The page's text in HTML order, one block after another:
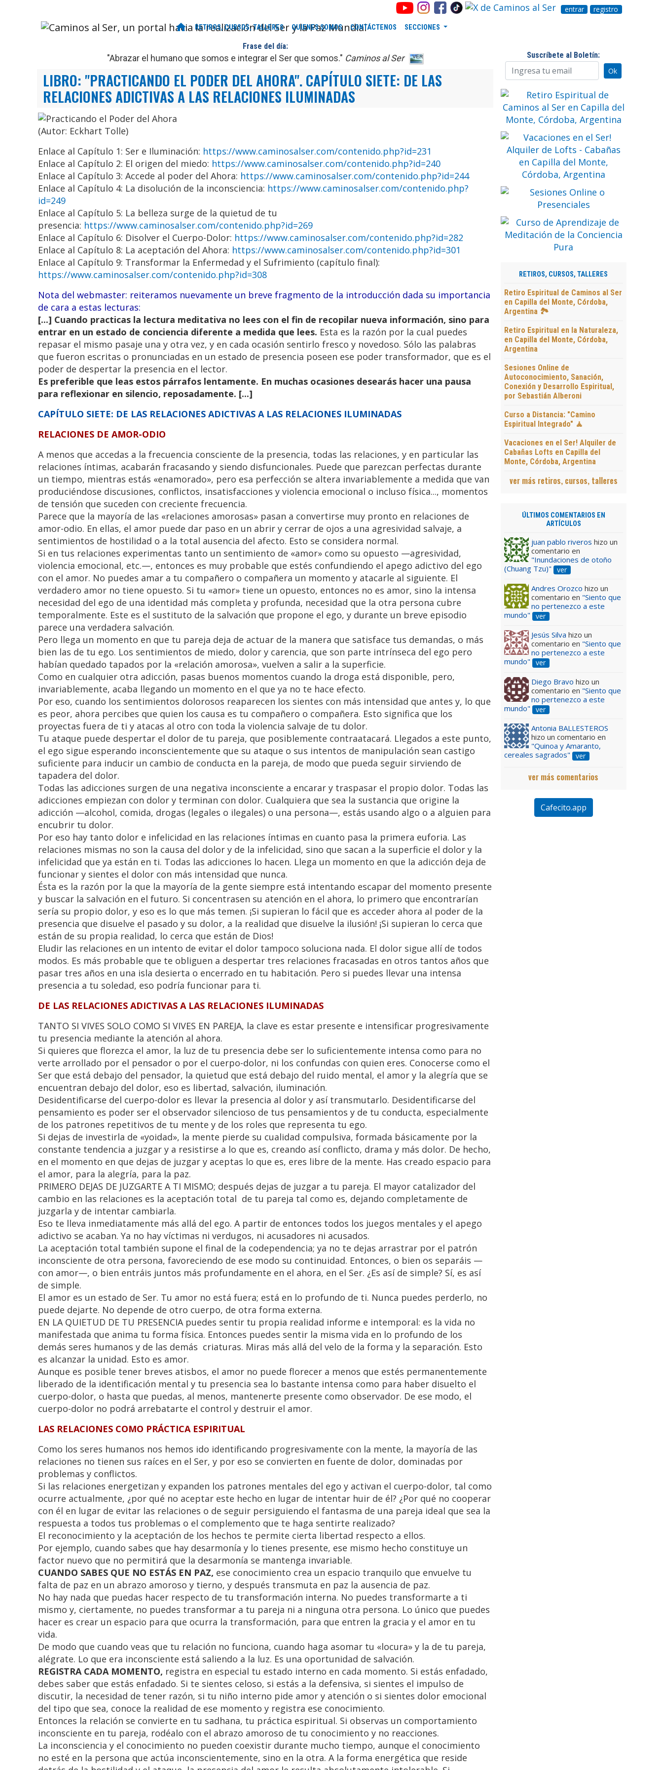
entrar registro
home RETIROS, CURSOS, TALLERES QUIENES SOMOS CONTÁCTENOS SECCIONES
Frase del día:
"Abrazar el humano que somos e integrar el Ser que somos." Caminos al Ser
LIBRO: "PRACTICANDO EL PODER DEL AHORA". CAPÍTULO SIETE: DE LAS
RELACIONES ADICTIVAS A LAS RELACIONES ILUMINADAS
(Autor: Eckhart Tolle)
Enlace al Capítulo 1: Ser e Iluminación: https://www.caminosalser.com/contenido.php?id=231
Enlace al Capítulo 2: El origen del miedo: https://www.caminosalser.com/contenido.php?id=240
Enlace al Capítulo 3: Accede al poder del Ahora: https://www.caminosalser.com/contenido.php?id=244
Enlace al Capítulo 4: La disolución de la inconsciencia: https://www.caminosalser.com/contenido.php?
id=249
Enlace al Capítulo 5: La belleza surge de la quietud de tu
presencia: https://www.caminosalser.com/contenido.php?id=269
Enlace al Capítulo 6: Disolver el Cuerpo-Dolor: https://www.caminosalser.com/contenido.php?id=282
Enlace al Capítulo 8: La aceptación del Ahora: https://www.caminosalser.com/contenido.php?id=301
Enlace al Capítulo 9: Transformar la Enfermedad y el Sufrimiento (capítulo final):
https://www.caminosalser.com/contenido.php?id=308
Nota del webmaster: reiteramos nuevamente un breve fragmento de la introducción dada su importancia
de cara a estas lecturas:
[...] Cuando practicas la lectura meditativa no lees con el fin de recopilar nueva información, sino para
entrar en un estado de conciencia diferente a medida que lees. Esta es la razón por la cual puedes
repasar el mismo pasaje una y otra vez, y en cada ocasión sentirlo fresco y novedoso. Sólo las palabras
que fueron escritas o pronunciadas en un estado de presencia poseen ese poder transformador, que es el
poder de despertar la presencia en el lector.
Es preferible que leas estos párrafos lentamente. En muchas ocasiones desearás hacer una pausa
para reflexionar en silencio, reposadamente. [...]
CAPÍTULO SIETE: DE LAS RELACIONES ADICTIVAS A LAS RELACIONES ILUMINADAS
RELACIONES DE AMOR-ODIO
A menos que accedas a la frecuencia consciente de la presencia, todas las relaciones, y en particular las
relaciones íntimas, acabarán fracasando y siendo disfuncionales. Puede que parezcan perfectas durante
un tiempo, mientras estás «enamorado», pero esa perfección se altera invariablemente a medida que van
produciéndose discusiones, conflictos, insatisfacciones y violencia emocional o incluso física..., momentos
de tensión que suceden con creciente frecuencia.
Parece que la mayoría de las «relaciones amorosas» pasan a convertirse muy pronto en relaciones de
amor-odio. En ellas, el amor puede dar paso en un abrir y cerrar de ojos a una agresividad salvaje, a
sentimientos de hostilidad o a la total ausencia del afecto. Esto se considera normal.
Si en tus relaciones experimentas tanto un sentimiento de «amor» como su opuesto —agresividad,
violencia emocional, etc.—, entonces es muy probable que estés confundiendo el apego adictivo del ego
con el amor. No puedes amar a tu compañero o compañera un momento y atacarle al siguiente. El
verdadero amor no tiene opuesto. Si tu «amor» tiene un opuesto, entonces no es amor, sino la intensa
necesidad del ego de una identidad más completa y profunda, necesidad que la otra persona cubre
temporalmente. Este es el sustituto de la salvación que propone el ego, y durante un breve episodio
parece una verdadera salvación.
Pero llega un momento en que tu pareja deja de actuar de la manera que satisface tus demandas, o más
bien las de tu ego. Los sentimientos de miedo, dolor y carencia, que son parte intrínseca del ego pero
habían quedado tapados por la «relación amorosa», vuelven a salir a la superficie.
Como en cualquier otra adicción, pasas buenos momentos cuando la droga está disponible, pero,
invariablemente, acaba llegando un momento en el que ya no te hace efecto.
Por eso, cuando los sentimientos dolorosos reaparecen los sientes con más intensidad que antes y, lo que
es peor, ahora percibes que quien los causa es tu compañero o compañera. Esto significa que los
proyectas fuera de ti y atacas al otro con toda la violencia salvaje de tu dolor.
Tu ataque puede despertar el dolor de tu pareja, que posiblemente contraatacará. Llegados a este punto,
el ego sigue esperando inconscientemente que su ataque o sus intentos de manipulación sean castigo
suficiente para inducir un cambio de conducta en la pareja, de modo que pueda seguir sirviendo de
tapadera del dolor.
Todas las adicciones surgen de una negativa inconsciente a encarar y traspasar el propio dolor. Todas las
adicciones empiezan con dolor y terminan con dolor. Cualquiera que sea la sustancia que origine la
adicción —alcohol, comida, drogas (legales o ilegales) o una persona—, estás usando algo o a alguien para
encubrir tu dolor.
Por eso hay tanto dolor e infelicidad en las relaciones íntimas en cuanto pasa la primera euforia. Las
relaciones mismas no son la causa del dolor y de la infelicidad, sino que sacan a la superficie el dolor y la
infelicidad que ya están en ti. Todas las adicciones lo hacen. Llega un momento en que la adicción deja de
funcionar y sientes el dolor con más intensidad que nunca.
Ésta es la razón por la que la mayoría de la gente siempre está intentando escapar del momento presente
y buscar la salvación en el futuro. Si concentrasen su atención en el ahora, lo primero que encontrarían
sería su propio dolor, y eso es lo que más temen. ¡Si supieran lo fácil que es acceder ahora al poder de la
presencia que disuelve el pasado y su dolor, a la realidad que disuelve la ilusión! ¡Si supieran lo cerca que
están de su propia realidad, lo cerca que están de Dios!
Eludir las relaciones en un intento de evitar el dolor tampoco soluciona nada. El dolor sigue allí de todos
modos. Es más probable que te obliguen a despertar tres relaciones fracasadas en otros tantos años que
pasar tres años en una isla desierta o encerrado en tu habitación. Pero si puedes llevar una intensa
presencia a tu soledad, eso podría funcionar para ti.
DE LAS RELACIONES ADICTIVAS A LAS RELACIONES ILUMINADAS
TANTO SI VIVES SOLO COMO SI VIVES EN PAREJA, la clave es estar presente e intensificar progresivamente
tu presencia mediante la atención al ahora.
Si quieres que florezca el amor, la luz de tu presencia debe ser lo suficientemente intensa como para no
verte arrollado por el pensador o por el cuerpo-dolor, ni los confundas con quien eres. Conocerse como el
Ser que está debajo del pensador, la quietud que está debajo del ruido mental, el amor y la alegría que se
encuentran debajo del dolor, eso es libertad, salvación, iluminación.
Desidentificarse del cuerpo-dolor es llevar la presencia al dolor y así transmutarlo. Desidentificarse del
pensamiento es poder ser el observador silencioso de tus pensamientos y de tu conducta, especialmente
de los patrones repetitivos de tu mente y de los roles que representa tu ego.
Si dejas de investirla de «yoidad», la mente pierde su cualidad compulsiva, formada básicamente por la
constante tendencia a juzgar y a resistirse a lo que es, creando así conflicto, drama y más dolor. De hecho,
en el momento en que dejas de juzgar y aceptas lo que es, eres libre de la mente. Has creado espacio para
el amor, para la alegría, para la paz.
PRIMERO DEJAS DE JUZGARTE A TI MISMO; después dejas de juzgar a tu pareja. El mayor catalizador del
cambio en las relaciones es la aceptación total de tu pareja tal como es, dejando completamente de
juzgarla y de intentar cambiarla.
Eso te lleva inmediatamente más allá del ego. A partir de entonces todos los juegos mentales y el apego
adictivo se acaban. Ya no hay víctimas ni verdugos, ni acusadores ni acusados.
La aceptación total también supone el final de la codependencia; ya no te dejas arrastrar por el patrón
inconsciente de otra persona, favoreciendo de ese modo su continuidad. Entonces, o bien os separáis —
con amor—, o bien entráis juntos más profundamente en el ahora, en el Ser. ¿Es así de simple? Sí, es así
de simple.
El amor es un estado de Ser. Tu amor no está fuera; está en lo profundo de ti. Nunca puedes perderlo, no
puede dejarte. No depende de otro cuerpo, de otra forma externa.
EN LA QUIETUD DE TU PRESENCIA puedes sentir tu propia realidad informe e intemporal: es la vida no
manifestada que anima tu forma física. Entonces puedes sentir la misma vida en lo profundo de los
demás seres humanos y de las demás criaturas. Miras más allá del velo de la forma y la separación. Esto
es alcanzar la unidad. Esto es amor.
Aunque es posible tener breves atisbos, el amor no puede florecer a menos que estés permanentemente
liberado de la identificación mental y tu presencia sea lo bastante intensa como para haber disuelto el
cuerpo-dolor, o hasta que puedas, al menos, mantenerte presente como observador. De ese modo, el
cuerpo-dolor no podrá arrebatarte el control y destruir el amor.
LAS RELACIONES COMO PRÁCTICA ESPIRITUAL
Como los seres humanos nos hemos ido identificando progresivamente con la mente, la mayoría de las
relaciones no tienen sus raíces en el Ser, y por eso se convierten en fuente de dolor, dominadas por
problemas y conflictos.
Si las relaciones energetizan y expanden los patrones mentales del ego y activan el cuerpo-dolor, tal como
ocurre actualmente, ¿por qué no aceptar este hecho en lugar de intentar huir de él? ¿Por qué no cooperar
con él en lugar de evitar las relaciones o de seguir persiguiendo el fantasma de una pareja ideal que sea la
respuesta a todos tus problemas o el complemento que te haga sentirte realizado?
El reconocimiento y la aceptación de los hechos te permite cierta libertad respecto a ellos.
Por ejemplo, cuando sabes que hay desarmonía y lo tienes presente, ese mismo hecho constituye un
factor nuevo que no permitirá que la desarmonía se mantenga invariable.
CUANDO SABES QUE NO ESTÁS EN PAZ, ese conocimiento crea un espacio tranquilo que envuelve tu
falta de paz en un abrazo amoroso y tierno, y después transmuta en paz la ausencia de paz.
No hay nada que puedas hacer respecto de tu transformación interna. No puedes transformarte a ti
mismo y, ciertamente, no puedes transformar a tu pareja ni a ninguna otra persona. Lo único que puedes
hacer es crear un espacio para que ocurra la transformación, para que entren la gracia y el amor en tu
vida.
De modo que cuando veas que tu relación no funciona, cuando haga asomar tu «locura» y la de tu pareja,
alégrate. Lo que era inconsciente está saliendo a la luz. Es una oportunidad de salvación.
REGISTRA CADA MOMENTO, registra en especial tu estado interno en cada momento. Si estás enfadado,
debes saber que estás enfadado. Si te sientes celoso, si estás a la defensiva, si sientes el impulso de
discutir, la necesidad de tener razón, si tu niño interno pide amor y atención o si sientes dolor emocional
del tipo que sea, conoce la realidad de ese momento y registra ese conocimiento.
Entonces la relación se convierte en tu sadhana, tu práctica espiritual. Si observas un comportamiento
inconsciente en tu pareja, rodéalo con el abrazo amoroso de tu conocimiento y no reacciones.
La inconsciencia y el conocimiento no pueden coexistir durante mucho tiempo, aunque el conocimiento
no esté en la persona que actúa inconscientemente, sino en la otra. A la forma energética que reside
Suscríbete al Boletín:
RETIROS, CURSOS, TALLERES
Retiro Espiritual de Caminos al Ser
en Capilla del Monte, Córdoba,
Argentina 🏞️
Retiro Espiritual en la Naturaleza,
en Capilla del Monte, Córdoba,
Argentina
Sesiones Online de
Autoconocimiento, Sanación,
Conexión y Desarrollo Espiritual,
por Sebastián Alberoni
Curso a Distancia: "Camino
Espiritual Integrado" 🧘
Vacaciones en el Ser! Alquiler de
Cabañas Lofts en Capilla del
Monte, Córdoba, Argentina
ver más retiros, cursos, talleres
ÚLTIMOS COMENTARIOS EN
ARTÍCULOS
juan pablo riveros hizo un
comentario en
"Inundaciones de otoño
(Chuang Tzu)"
ver
Andres Orozco hizo un
comentario en "Siento que
no pertenezco a este
mundo"
ver
Jesús Silva hizo un
comentario en "Siento que
no pertenezco a este
mundo"
ver
Diego Bravo hizo un
comentario en "Siento que
no pertenezco a este
mundo"
ver
Antonia BALLESTEROS
hizo un comentario en
"Quinoa y Amaranto,
cereales sagrados"
ver
ver más comentarios
Cafecito.app